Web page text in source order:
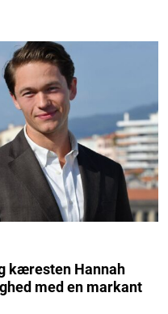
kæresten Hannah
med en markant